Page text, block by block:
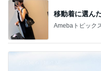
移動着に選ん
Amebaトピック